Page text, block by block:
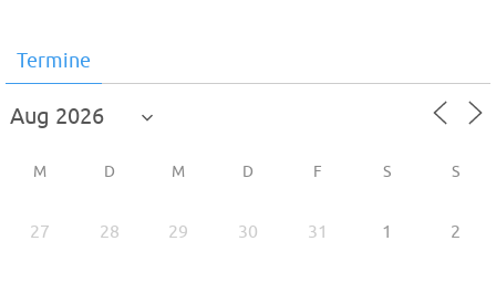
Termine
M D M D F S S
27 28 29 30 31 1 2